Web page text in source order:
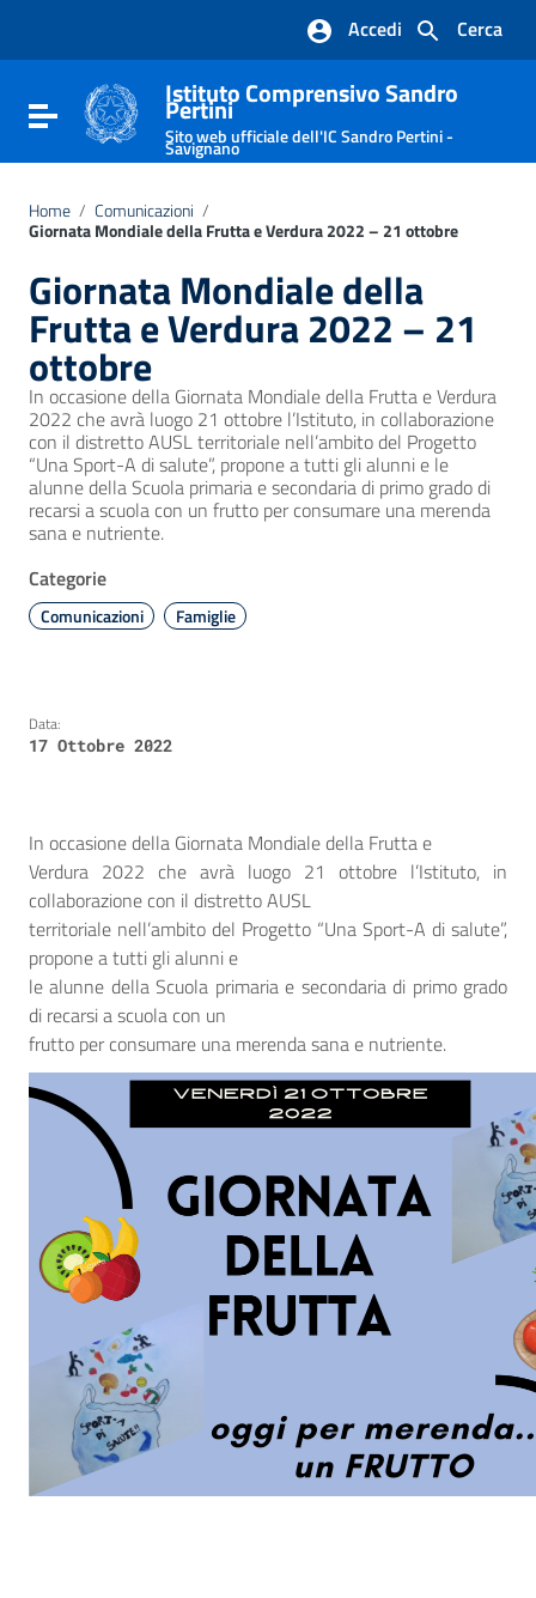
Vai al footer
Cerca
Accedi
Attiva / disattiva la navigazione
Istituto Comprensivo Sandro
Pertini
Sito web ufficiale dell'IC Sandro Pertini -
Savignano
Home / Comunicazioni /
Giornata Mondiale della Frutta e Verdura 2022 – 21 ottobre
Giornata Mondiale della
Frutta e Verdura 2022 – 21
ottobre
In occasione della Giornata Mondiale della Frutta e Verdura
2022 che avrà luogo 21 ottobre l’Istituto, in collaborazione
con il distretto AUSL territoriale nell’ambito del Progetto
“Una Sport-A di salute”, propone a tutti gli alunni e le
alunne della Scuola primaria e secondaria di primo grado di
recarsi a scuola con un frutto per consumare una merenda
sana e nutriente.
Categorie
Comunicazioni Famiglie
Data:
17 Ottobre 2022
In occasione della Giornata Mondiale della Frutta e
Verdura 2022 che avrà luogo 21 ottobre l’Istituto, in
collaborazione con il distretto AUSL
territoriale nell’ambito del Progetto “Una Sport-A di salute”,
propone a tutti gli alunni e
le alunne della Scuola primaria e secondaria di primo grado
di recarsi a scuola con un
frutto per consumare una merenda sana e nutriente.